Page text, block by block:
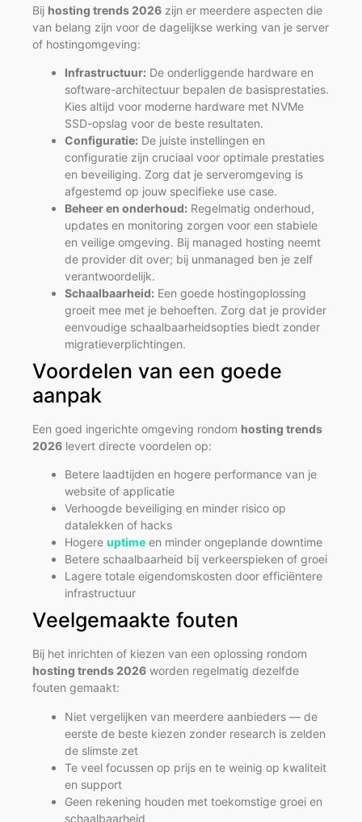
Bij hosting trends 2026 zijn er meerdere aspecten die
van belang zijn voor de dagelijkse werking van je server
of hostingomgeving:
Infrastructuur: De onderliggende hardware en
software-architectuur bepalen de basisprestaties.
Kies altijd voor moderne hardware met NVMe
SSD-opslag voor de beste resultaten.
Configuratie: De juiste instellingen en
configuratie zijn cruciaal voor optimale prestaties
en beveiliging. Zorg dat je serveromgeving is
afgestemd op jouw specifieke use case.
Beheer en onderhoud: Regelmatig onderhoud,
updates en monitoring zorgen voor een stabiele
en veilige omgeving. Bij managed hosting neemt
de provider dit over; bij unmanaged ben je zelf
verantwoordelijk.
Schaalbaarheid: Een goede hostingoplossing
groeit mee met je behoeften. Zorg dat je provider
eenvoudige schaalbaarheidsopties biedt zonder
migratieverplichtingen.
Voordelen van een goede
aanpak
Een goed ingerichte omgeving rondom hosting trends
2026 levert directe voordelen op:
Betere laadtijden en hogere performance van je
website of applicatie
Verhoogde beveiliging en minder risico op
datalekken of hacks
Hogere uptime en minder ongeplande downtime
Betere schaalbaarheid bij verkeerspieken of groei
Lagere totale eigendomskosten door efficiëntere
infrastructuur
Veelgemaakte fouten
Bij het inrichten of kiezen van een oplossing rondom
hosting trends 2026 worden regelmatig dezelfde
fouten gemaakt:
Niet vergelijken van meerdere aanbieders — de
eerste de beste kiezen zonder research is zelden
de slimste zet
Te veel focussen op prijs en te weinig op kwaliteit
en support
Geen rekening houden met toekomstige groei en
schaalbaarheid